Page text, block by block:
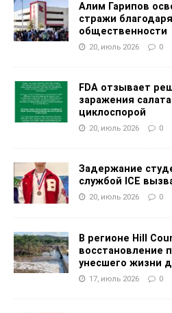
Алим Гарипов
стражи
общественности
20, июль 2026 0
FDA отзывает
заражения
циклоспорой
20, июль 2026 0
Задержание
службой ICE
20, июль 2026 0
В регионе Hill
восстановление
унесшего жизни
17, июль 2026 0